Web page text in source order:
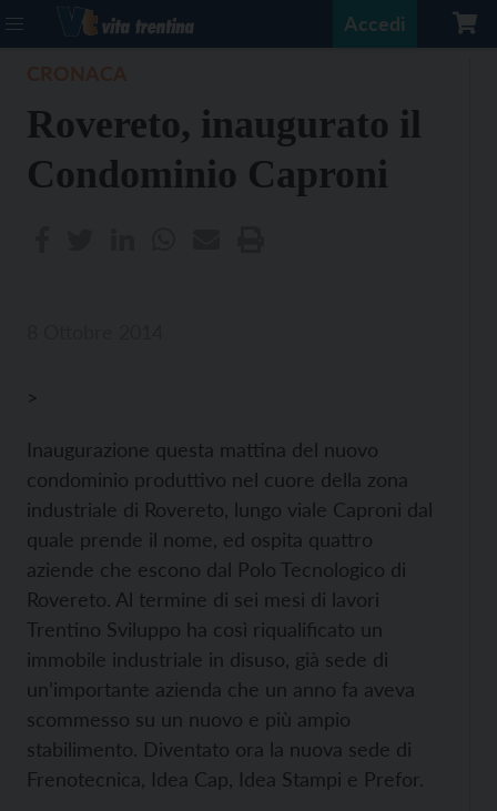
Accedi
Rovereto, inaugurato il
Condominio Caproni
>
Inaugurazione questa mattina del nuovo
condominio produttivo nel cuore della zona
industriale di Rovereto, lungo viale Caproni dal
quale prende il nome, ed ospita quattro
aziende che escono dal Polo Tecnologico di
Rovereto. Al termine di sei mesi di lavori
Trentino Sviluppo ha così riqualificato un
immobile industriale in disuso, già sede di
un’importante azienda che un anno fa aveva
scommesso su un nuovo e più ampio
stabilimento. Diventato ora la nuova sede di
Frenotecnica, Idea Cap, Idea Stampi e Prefor.